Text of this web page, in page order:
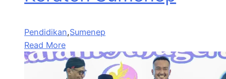
Pendidikan,Sumenep
Read More